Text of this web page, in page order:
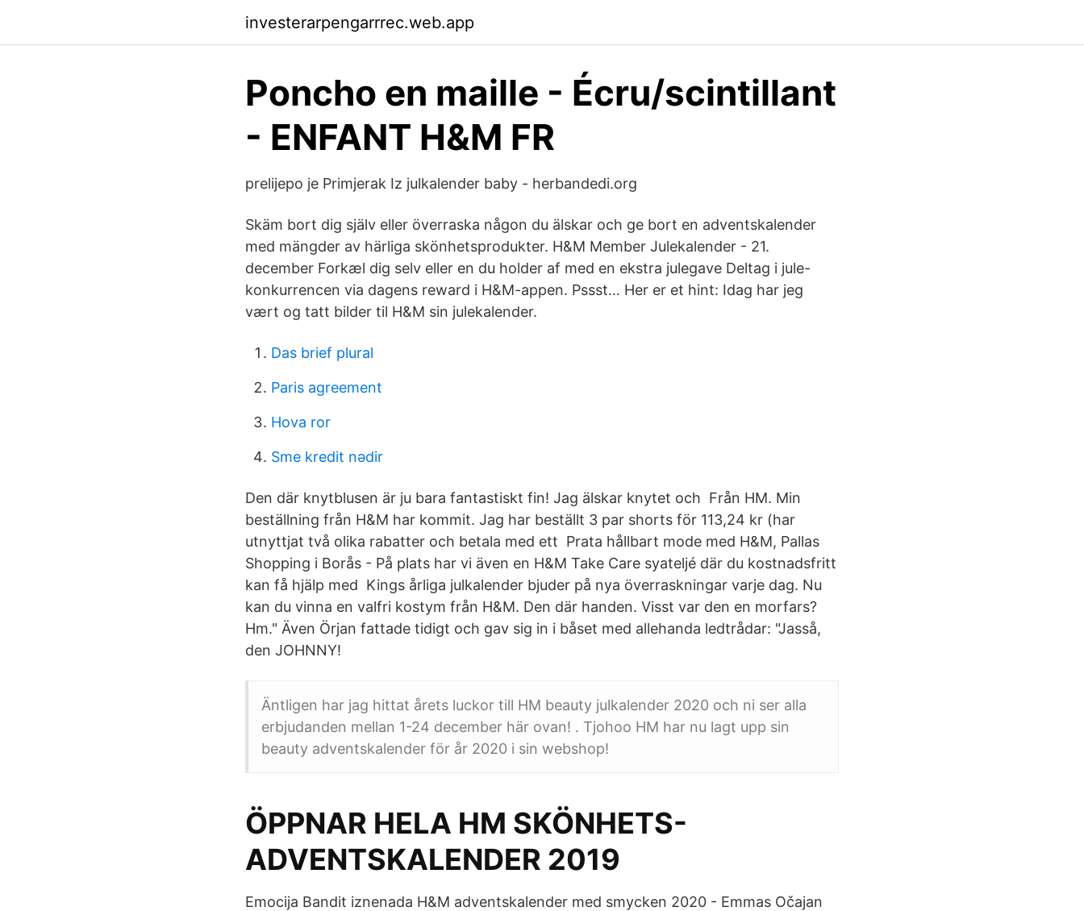
investerarpengarrrec.web.app
Poncho en maille - Écru/scintillant
- ENFANT H&M FR
prelijepo je Primjerak Iz julkalender baby - herbandedi.org
Skäm bort dig själv eller överraska någon du älskar och ge bort en adventskalender
med mängder av härliga skönhetsprodukter. H&M Member Julekalender - 21.
december Forkæl dig selv eller en du holder af med en ekstra julegave Deltag i jule-
konkurrencen via dagens reward i H&M-appen. Pssst… Her er et hint: Idag har jeg
vært og tatt bilder til H&M sin julekalender.
Das brief plural
Paris agreement
Hova ror
Sme kredit nədir
Den där knytblusen är ju bara fantastiskt fin! Jag älskar knytet och Från HM. Min
beställning från H&M har kommit. Jag har beställt 3 par shorts för 113,24 kr (har
utnyttjat två olika rabatter och betala med ett Prata hållbart mode med H&M, Pallas
Shopping i Borås - På plats har vi även en H&M Take Care syateljé där du kostnadsfritt
kan få hjälp med Kings årliga julkalender bjuder på nya överraskningar varje dag. Nu
kan du vinna en valfri kostym från H&M. Den där handen. Visst var den en morfars?
Hm." Även Örjan fattade tidigt och gav sig in i båset med allehanda ledtrådar: "Jasså,
den JOHNNY!
Äntligen har jag hittat årets luckor till HM beauty julkalender 2020 och ni ser alla
erbjudanden mellan 1-24 december här ovan! . Tjohoo HM har nu lagt upp sin
beauty adventskalender för år 2020 i sin webshop!
ÖPPNAR HELA HM SKÖNHETS-
ADVENTSKALENDER 2019
Emocija Bandit iznenada H&M adventskalender med smycken 2020 - Emmas Očajan